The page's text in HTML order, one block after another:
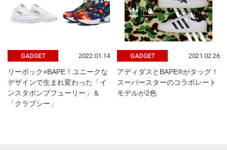
GADGET 2022.01.14
リーボック×BAPE！ユニークな
デザインで生まれ変わった「イ
ンスタポンプフューリー」＆
「クラブシー」
GADGET 2021.02.26
アディダスとBAPE®がタッグ！
スーパースターのコラボレート
モデルが2色